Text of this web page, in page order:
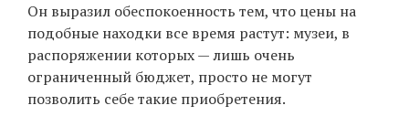
Он выразил обеспокоенность тем, что цены на
подобные находки все время растут: музеи, в
распоряжении которых — лишь очень
ограниченный бюджет, просто не могут
позволить себе такие приобретения.